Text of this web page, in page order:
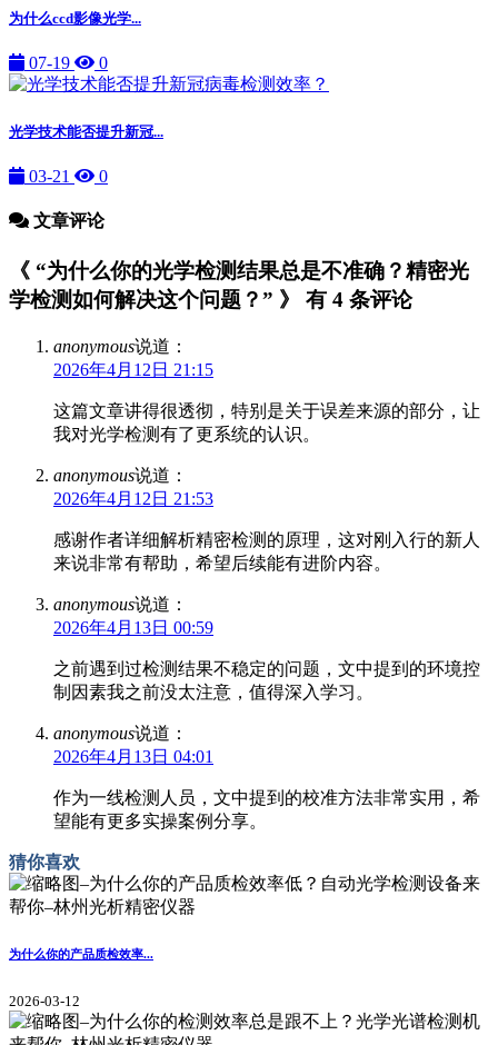
为什么ccd影像光学...
07-19 0
光学技术能否提升新冠...
03-21 0
文章评论
《 “为什么你的光学检测结果总是不准确？精密光
学检测如何解决这个问题？” 》 有 4 条评论
anonymous说道：
2026年4月12日 21:15
这篇文章讲得很透彻，特别是关于误差来源的部分，让
我对光学检测有了更系统的认识。
anonymous说道：
2026年4月12日 21:53
感谢作者详细解析精密检测的原理，这对刚入行的新人
来说非常有帮助，希望后续能有进阶内容。
anonymous说道：
2026年4月13日 00:59
之前遇到过检测结果不稳定的问题，文中提到的环境控
制因素我之前没太注意，值得深入学习。
anonymous说道：
2026年4月13日 04:01
作为一线检测人员，文中提到的校准方法非常实用，希
望能有更多实操案例分享。
猜你喜欢
为什么你的产品质检效率...
2026-03-12